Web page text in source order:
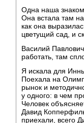
Одна наша
Она встала там
как она
цветущий сад, и
Василий
работать, там
Я искала для
Поехала на
рынок и
у одного: в чем
Человек
Давид
приехали, всего